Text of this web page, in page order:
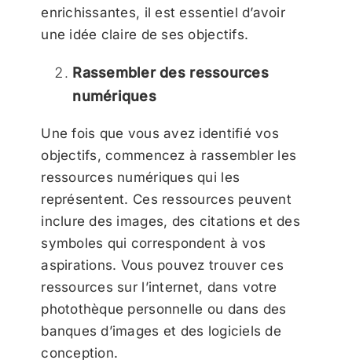
enrichissantes, il est essentiel d’avoir
une idée claire de ses objectifs.
Rassembler des ressources
numériques
Une fois que vous avez identifié vos
objectifs, commencez à rassembler les
ressources numériques qui les
représentent. Ces ressources peuvent
inclure des images, des citations et des
symboles qui correspondent à vos
aspirations. Vous pouvez trouver ces
ressources sur l’internet, dans votre
photothèque personnelle ou dans des
banques d’images et des logiciels de
conception.